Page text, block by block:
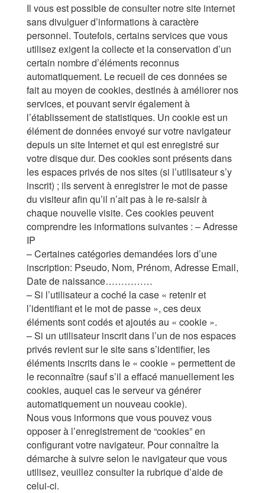
Il vous est possible de consulter notre site internet
sans divulguer d’informations à caractère
personnel. Toutefois, certains services que vous
utilisez exigent la collecte et la conservation d’un
certain nombre d’éléments reconnus
automatiquement. Le recueil de ces données se
fait au moyen de cookies, destinés à améliorer nos
services, et pouvant servir également à
l’établissement de statistiques. Un cookie est un
élément de données envoyé sur votre navigateur
depuis un site Internet et qui est enregistré sur
votre disque dur. Des cookies sont présents dans
les espaces privés de nos sites (si l’utilisateur s’y
inscrit) ; ils servent à enregistrer le mot de passe
du visiteur afin qu’il n’ait pas à le re-saisir à
chaque nouvelle visite. Ces cookies peuvent
comprendre les informations suivantes : – Adresse
IP
– Certaines catégories demandées lors d’une
inscription: Pseudo, Nom, Prénom, Adresse Email,
Date de naissance……………
– Si l’utilisateur a coché la case « retenir et
l’identifiant et le mot de passe », ces deux
éléments sont codés et ajoutés au « cookie ».
– Si un utilisateur inscrit dans l’un de nos espaces
privés revient sur le site sans s’identifier, les
éléments inscrits dans le « cookie » permettent de
le reconnaître (sauf s’il a effacé manuellement les
cookies, auquel cas le serveur va générer
automatiquement un nouveau cookie).
Nous vous informons que vous pouvez vous
opposer à l’enregistrement de “cookies” en
configurant votre navigateur. Pour connaître la
démarche à suivre selon le navigateur que vous
utilisez, veuillez consulter la rubrique d’aide de
celui-ci.